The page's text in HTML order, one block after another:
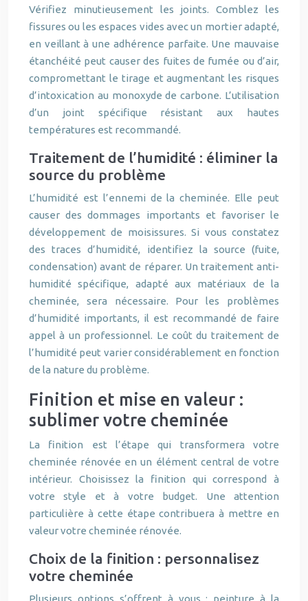
Vérifiez minutieusement les joints. Comblez les
fissures ou les espaces vides avec un mortier adapté,
en veillant à une adhérence parfaite. Une mauvaise
étanchéité peut causer des fuites de fumée ou d’air,
compromettant le tirage et augmentant les risques
d’intoxication au monoxyde de carbone. L’utilisation
d’un joint spécifique résistant aux hautes
températures est recommandé.
Traitement de l’humidité : éliminer la
source du problème
L’humidité est l’ennemi de la cheminée. Elle peut
causer des dommages importants et favoriser le
développement de moisissures. Si vous constatez
des traces d’humidité, identifiez la source (fuite,
condensation) avant de réparer. Un traitement anti-
humidité spécifique, adapté aux matériaux de la
cheminée, sera nécessaire. Pour les problèmes
d’humidité importants, il est recommandé de faire
appel à un professionnel. Le coût du traitement de
l’humidité peut varier considérablement en fonction
de la nature du problème.
Finition et mise en valeur :
sublimer votre cheminée
La finition est l’étape qui transformera votre
cheminée rénovée en un élément central de votre
intérieur. Choisissez la finition qui correspond à
votre style et à votre budget. Une attention
particulière à cette étape contribuera à mettre en
valeur votre cheminée rénovée.
Choix de la finition : personnalisez
votre cheminée
Plusieurs options s’offrent à vous : peinture à la